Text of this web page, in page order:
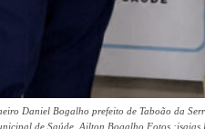
Daniel Bogalho prefeito de Taboão da
de Saúde, Ailton Bogalho Fotos